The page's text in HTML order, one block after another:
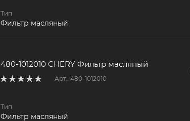
Тип
Фильтр масляный
480-1012010 CHERY Фильтр масляный
Арт.: 480-1012010
Тип
Фильтр масляный